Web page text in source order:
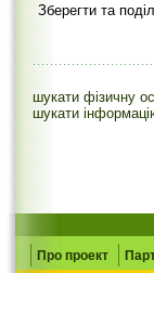
Зберегти та
шукати фізичну
шукати
Про проект